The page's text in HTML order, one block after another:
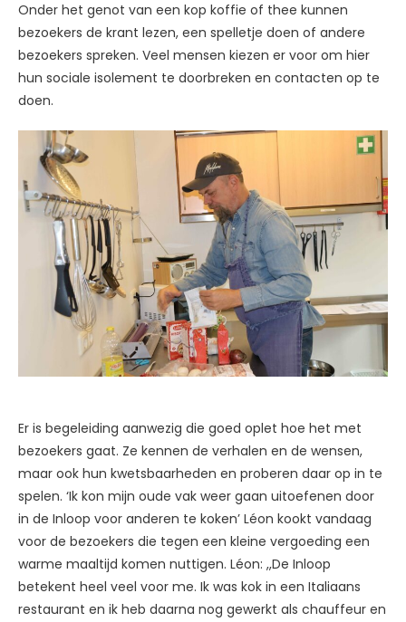
Onder het genot van een kop koffie of thee kunnen
bezoekers de krant lezen, een spelletje doen of andere
bezoekers spreken. Veel mensen kiezen er voor om hier
hun sociale isolement te doorbreken en contacten op te
doen.
Er is begeleiding aanwezig die goed oplet hoe het met
bezoekers gaat. Ze kennen de verhalen en de wensen,
maar ook hun kwetsbaarheden en proberen daar op in te
spelen. ‘Ik kon mijn oude vak weer gaan uitoefenen door
in de Inloop voor anderen te koken’ Léon kookt vandaag
voor de bezoekers die tegen een kleine vergoeding een
warme maaltijd komen nuttigen. Léon: ,,De Inloop
betekent heel veel voor me. Ik was kok in een Italiaans
restaurant en ik heb daarna nog gewerkt als chauffeur en